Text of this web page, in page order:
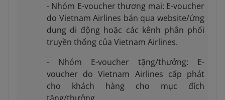
- Nhóm E-voucher thương mại: E-voucher
do Vietnam Airlines bán qua website/ứng
dụng di động hoặc các kênh phân phối
truyền thống của Vietnam Airlines.
- Nhóm E-voucher tặng/thưởng: E-
voucher do Vietnam Airlines cấp phát
cho khách hàng cho mục đích